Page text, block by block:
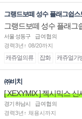
그랭드보떼 성수 플래그쉽스
그랭드보떼 성수 플래그
자)
서울 성동구
급여협의
경력3년↑ 08/20까지
캐쥬얼의류 잡화 캐쥬얼가
㈜비치
[ XEXYMIX ] 젝시믹스
경기 하남시
급여협의
경력3년↑ 채용시까지